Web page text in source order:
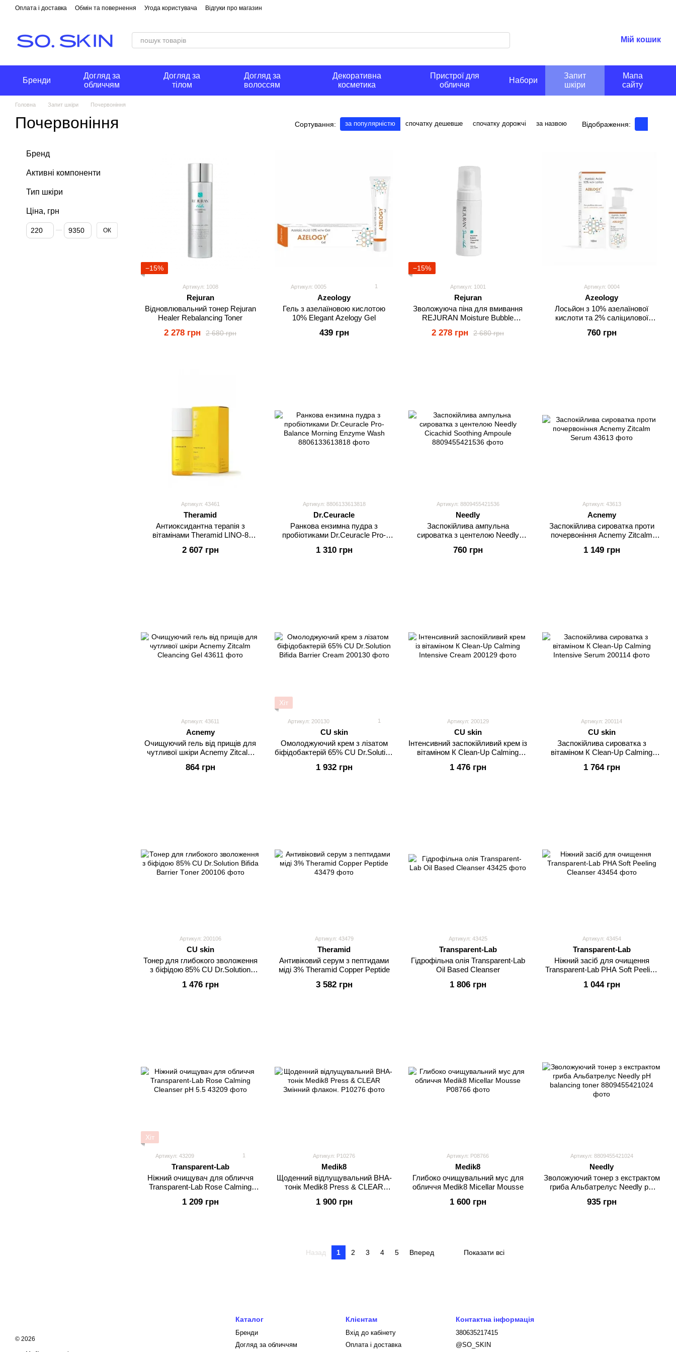
Перейти до основного контенту
Оплата і доставка Обмін та повернення Угода користувача Відгуки про магазин
Мій кошик
Бренди
Догляд за
обличчям
Догляд за
тілом
Догляд за
волоссям
Декоративна
косметика
Пристрої для
обличчя
Набори
Запит
шкіри
Мапа
сайту
Головна Запит шкіри Почервоніння
Почервоніння Сортування: за популярністю спочатку дешевше спочатку дорожчі за назвою Відображення:
−15%
Артикул: 1008
Rejuran
Відновлювальний тонер Rejuran
Healer Rebalancing Toner
2 680 грн
2 278 грн
Артикул: 0005 1
Azeology
Гель з азелаїновою кислотою
10% Elegant Azelogy Gel
439 грн
−15%
Артикул: 1001
Rejuran
Зволожуюча піна для вмивання
REJURAN Moisture Bubble
2 680 грн
2 278 грн
Артикул: 0004
Azeology
Лосьйон з 10% азелаїнової
кислоти та 2% саліцилової
760 грн
Артикул: 43461
Theramid
Антиоксидантна терапія з
вітамінами Theramid LINO-8
2 607 грн
Артикул: 8806133613818
Dr.Ceuracle
Ранкова ензимна пудра з
пробіотиками Dr.Ceuracle Pro-
1 310 грн
Артикул: 8809455421536
Needly
Заспокійлива ампульна
сироватка з центелою Needly
760 грн
Артикул: 43613
Acnemy
Заспокійлива сироватка проти
почервоніння Acnemy Zitcalm
1 149 грн
Артикул: 43611
Acnemy
Очищуючий гель від прищів для
чутливої шкіри Acnemy Zitcalm
864 грн
Хіт
Артикул: 200130 1
CU skin
Омолоджуючий крем з лізатом
біфідобактерій 65% CU Dr.Solution
1 932 грн
Артикул: 200129
CU skin
Інтенсивний заспокійливий крем із
вітаміном К Clean-Up Calming
1 476 грн
Артикул: 200114
CU skin
Заспокійлива сироватка з
вітаміном К Clean-Up Calming
1 764 грн
Артикул: 200106
CU skin
Тонер для глибокого зволоження
з біфідою 85% CU Dr.Solution
1 476 грн
Артикул: 43479
Theramid
Антивіковий серум з пептидами
міді 3% Theramid Copper Peptide
3 582 грн
Артикул: 43425
Transparent-Lab
Гідрофільна олія Transparent-Lab
Oil Based Cleanser
1 806 грн
Артикул: 43454
Transparent-Lab
Ніжний засіб для очищення
Transparent-Lab PHA Soft Peeling
1 044 грн
Хіт
Артикул: 43209 1
Transparent-Lab
Ніжний очищувач для обличчя
Transparent-Lab Rose Calming
1 209 грн
Артикул: P10276
Medik8
Щоденний відлущувальний ВНА-
тонік Medik8 Press & CLEAR
1 900 грн
Артикул: P08766
Medik8
Глибоко очищувальний мус для
обличчя Medik8 Micellar Mousse
1 600 грн
Артикул: 8809455421024
Needly
Зволожуючий тонер з екстрактом
гриба Альбатрелус Needly pH
935 грн
Назад 1 2 3 4 5 Вперед Показати всі
Бренд
Активні компоненти
Тип шкіри
Ціна, грн
Від Ціна, грн
До Ціна, грн ОК
© 2026
Каталог
Бренди
Догляд за обличчям
Клієнтам
Вхід до кабінету
Оплата і доставка
Контактна інформація
380635217415
@SO_SKIN